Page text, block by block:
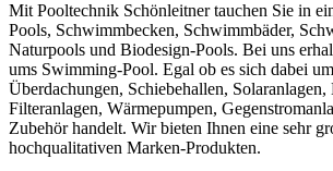
Mit Pooltechnik Schönleitner tauchen Sie in
Pools, Schwimmbecken, Schwimmbäder,
Naturpools und Biodesign-Pools. Bei uns
ums Swimming-Pool. Egal ob es sich dabei
Überdachungen, Schiebehallen, Solaranlagen,
Filteranlagen, Wärmepumpen,
Zubehör handelt. Wir bieten Ihnen eine sehr
hochqualitativen Marken-Produkten.